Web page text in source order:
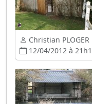
Christian PLOGER
12/04/2012 à